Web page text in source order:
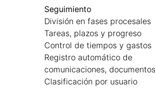
Seguimiento
División en fases procesales
Tareas, plazos y progreso
Control de tiempos y gastos
Registro automático de
comunicaciones,
Clasificación por usuario